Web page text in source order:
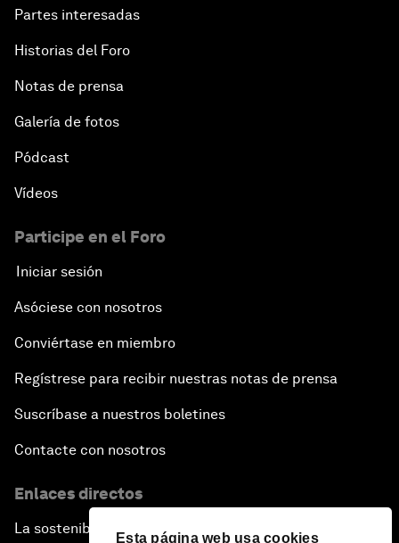
Esta página web usa cookies
Partes interesadas
Historias del Foro
Notas de prensa
Galería de fotos
Pódcast
Vídeos
Participe en el Foro
Iniciar sesión
Asóciese con nosotros
Conviértase en miembro
Regístrese para recibir nuestras notas de prensa
Suscríbase a nuestros boletines
Contacte con nosotros
Enlaces directos
La sostenibilidad en el Foro